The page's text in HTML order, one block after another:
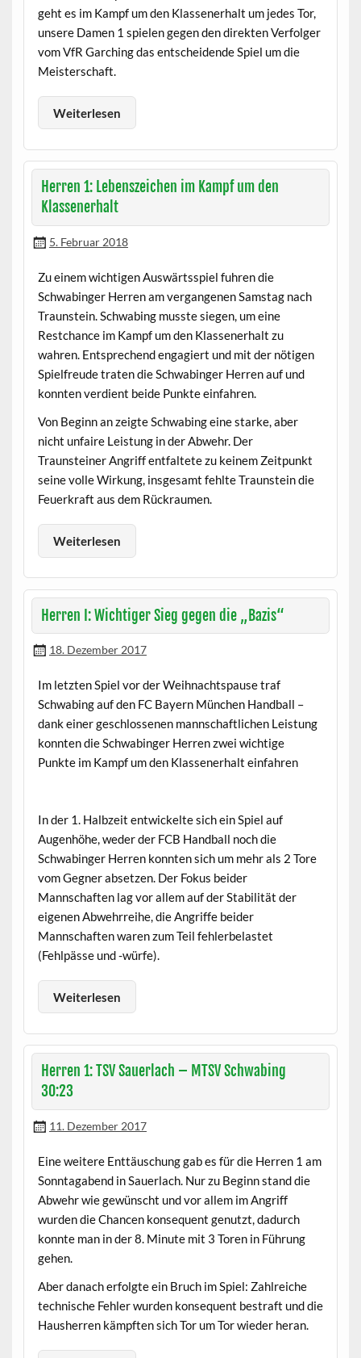
geht es im Kampf um den Klassenerhalt um jedes Tor,
unsere Damen 1 spielen gegen den direkten Verfolger
vom VfR Garching das entscheidende Spiel um die
Meisterschaft.
Weiterlesen
Herren 1: Lebenszeichen im Kampf um den
Klassenerhalt
5. Februar 2018
Zu einem wichtigen Auswärtsspiel fuhren die
Schwabinger Herren am vergangenen Samstag nach
Traunstein. Schwabing musste siegen, um eine
Restchance im Kampf um den Klassenerhalt zu
wahren. Entsprechend engagiert und mit der nötigen
Spielfreude traten die Schwabinger Herren auf und
konnten verdient beide Punkte einfahren.
Von Beginn an zeigte Schwabing eine starke, aber
nicht unfaire Leistung in der Abwehr. Der
Traunsteiner Angriff entfaltete zu keinem Zeitpunkt
seine volle Wirkung, insgesamt fehlte Traunstein die
Feuerkraft aus dem Rückraumen.
Weiterlesen
Herren I: Wichtiger Sieg gegen die „Bazis“
18. Dezember 2017
Im letzten Spiel vor der Weihnachtspause traf
Schwabing auf den FC Bayern München Handball –
dank einer geschlossenen mannschaftlichen Leistung
konnten die Schwabinger Herren zwei wichtige
Punkte im Kampf um den Klassenerhalt einfahren
In der 1. Halbzeit entwickelte sich ein Spiel auf
Augenhöhe, weder der FCB Handball noch die
Schwabinger Herren konnten sich um mehr als 2 Tore
vom Gegner absetzen. Der Fokus beider
Mannschaften lag vor allem auf der Stabilität der
eigenen Abwehrreihe, die Angriffe beider
Mannschaften waren zum Teil fehlerbelastet
(Fehlpässe und -würfe).
Weiterlesen
Herren 1: TSV Sauerlach – MTSV Schwabing
30:23
11. Dezember 2017
Eine weitere Enttäuschung gab es für die Herren 1 am
Sonntagabend in Sauerlach. Nur zu Beginn stand die
Abwehr wie gewünscht und vor allem im Angriff
wurden die Chancen konsequent genutzt, dadurch
konnte man in der 8. Minute mit 3 Toren in Führung
gehen.
Aber danach erfolgte ein Bruch im Spiel: Zahlreiche
technische Fehler wurden konsequent bestraft und die
Hausherren kämpften sich Tor um Tor wieder heran.